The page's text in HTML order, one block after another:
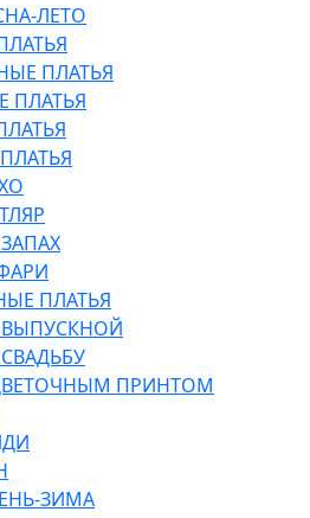
ЛЕТО
ПЛАТЬЯ
ПЛАТЬЯ
ПЛАТЬЯ
ВЫПУСКНОЙ
ПРИНТОМ
ЗИМА